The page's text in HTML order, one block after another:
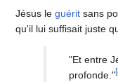
Jésus le guérit sans
qu'il lui suffisait juste
"Et entre
profonde."